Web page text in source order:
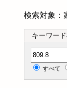
検索対象：
キーワー
分類記号
すべて